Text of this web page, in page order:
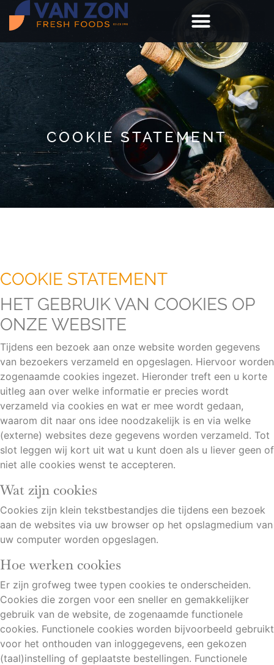
COOKIE STATEMENT
COOKIE STATEMENT
HET GEBRUIK VAN COOKIES OP
ONZE WEBSITE
Tijdens een bezoek aan onze website worden gegevens
van bezoekers verzameld en opgeslagen. Hiervoor worden
zogenaamde cookies ingezet. Hieronder treft een u korte
uitleg aan over welke informatie er precies wordt
verzameld via cookies en wat er mee wordt gedaan,
waarom dit naar ons idee noodzakelijk is en via welke
(externe) websites deze gegevens worden verzameld. Tot
slot leggen wij kort uit wat u kunt doen als u liever geen of
niet alle cookies wenst te accepteren.
Wat zijn cookies
Cookies zijn klein tekstbestandjes die tijdens een bezoek
aan de websites via uw browser op het opslagmedium van
uw computer worden opgeslagen.
Hoe werken cookies
Er zijn grofweg twee typen cookies te onderscheiden.
Cookies die zorgen voor een sneller en gemakkelijker
gebruik van de website, de zogenaamde functionele
cookies. Functionele cookies worden bijvoorbeeld gebruikt
voor het onthouden van inloggegevens, een gekozen
(taal)instelling of geplaatste bestellingen. Functionele